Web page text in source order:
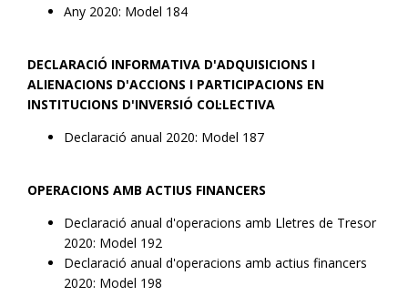
Any 2020: Model 184
DECLARACIÓ INFORMATIVA D'ADQUISICIONS I
ALIENACIONS D'ACCIONS I PARTICIPACIONS EN
INSTITUCIONS D'INVERSIÓ COL·LECTIVA
Declaració anual 2020: Model 187
OPERACIONS AMB ACTIUS FINANCERS
Declaració anual d'operacions amb Lletres de Tresor
2020: Model 192
Declaració anual d'operacions amb actius financers
2020: Model 198